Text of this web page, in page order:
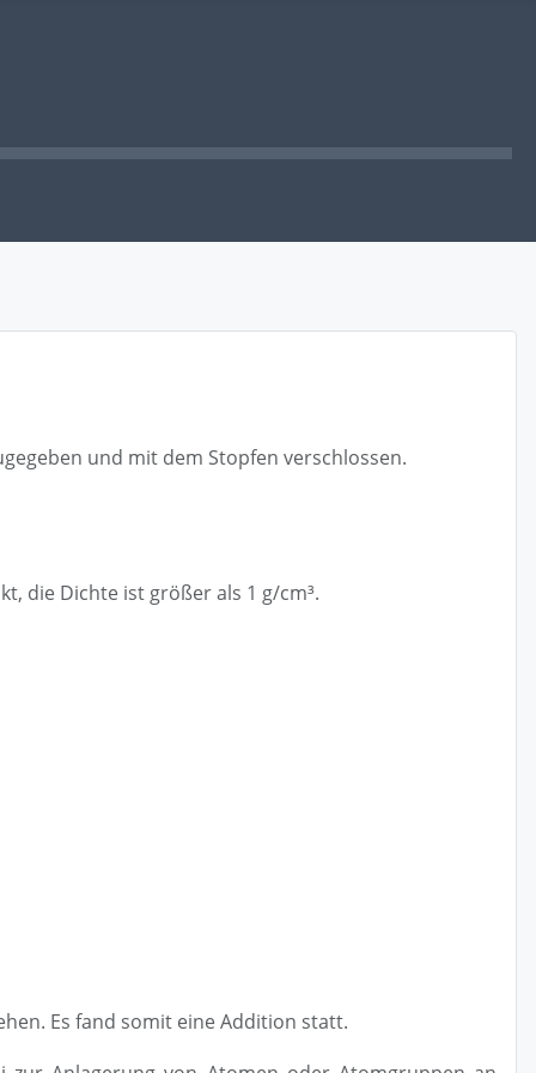
und mit dem Stopfen verschlossen.
die Dichte ist größer als 1 g/cm³.
Es fand somit eine Addition statt.